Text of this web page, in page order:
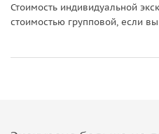
Стоимость индивидуальной
стоимостью групповой, если